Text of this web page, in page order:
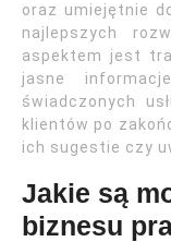
oraz umiejętnie
najlepszych
aspektem jest
jasne
świadczonych
klientów po
ich sugestie czy
Jakie są
biznesu